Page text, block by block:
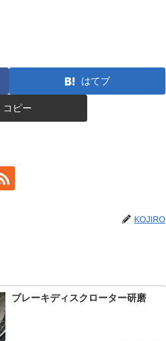
はてブ
コピー
KOJIRO
ブレーキディスクローター研磨